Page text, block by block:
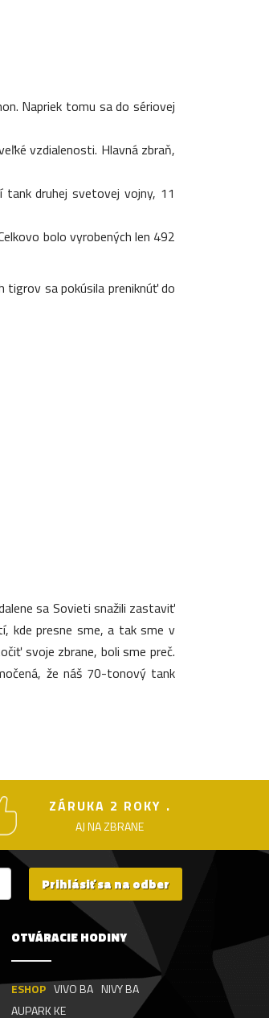
Napriek tomu sa do sériovej
vzdialenosti. Hlavná zbraň,
druhej svetovej vojny, 11
bolo vyrobených len 492
tigrov sa pokúsila preniknúť do
sa Sovieti snažili zastaviť
kde presne sme, a tak sme v
svoje zbrane, boli sme preč.
že náš 70-tonový tank
ZÁRUKA 2 ROKY .
AJ NA ZBRANE
Prihlásiť sa na odber
OTVÁRACIE HODINY
ESHOP VIVO BA NIVY BA
AUPARK KE